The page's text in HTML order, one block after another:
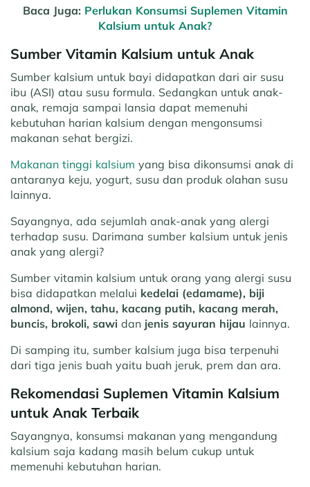
Baca Juga: Perlukan Konsumsi Suplemen Vitamin
Kalsium untuk Anak?
Sumber Vitamin Kalsium untuk Anak
Sumber kalsium untuk bayi didapatkan dari air susu
ibu (ASI) atau susu formula. Sedangkan untuk anak-
anak, remaja sampai lansia dapat memenuhi
kebutuhan harian kalsium dengan mengonsumsi
makanan sehat bergizi.
Makanan tinggi kalsium yang bisa dikonsumsi anak di
antaranya keju, yogurt, susu dan produk olahan susu
lainnya.
Sayangnya, ada sejumlah anak-anak yang alergi
terhadap susu. Darimana sumber kalsium untuk jenis
anak yang alergi?
Sumber vitamin kalsium untuk orang yang alergi susu
bisa didapatkan melalui kedelai (edamame), biji
almond, wijen, tahu, kacang putih, kacang merah,
buncis, brokoli, sawi dan jenis sayuran hijau lainnya.
Di samping itu, sumber kalsium juga bisa terpenuhi
dari tiga jenis buah yaitu buah jeruk, prem dan ara.
Rekomendasi Suplemen Vitamin Kalsium
untuk Anak Terbaik
Sayangnya, konsumsi makanan yang mengandung
kalsium saja kadang masih belum cukup untuk
memenuhi kebutuhan harian.